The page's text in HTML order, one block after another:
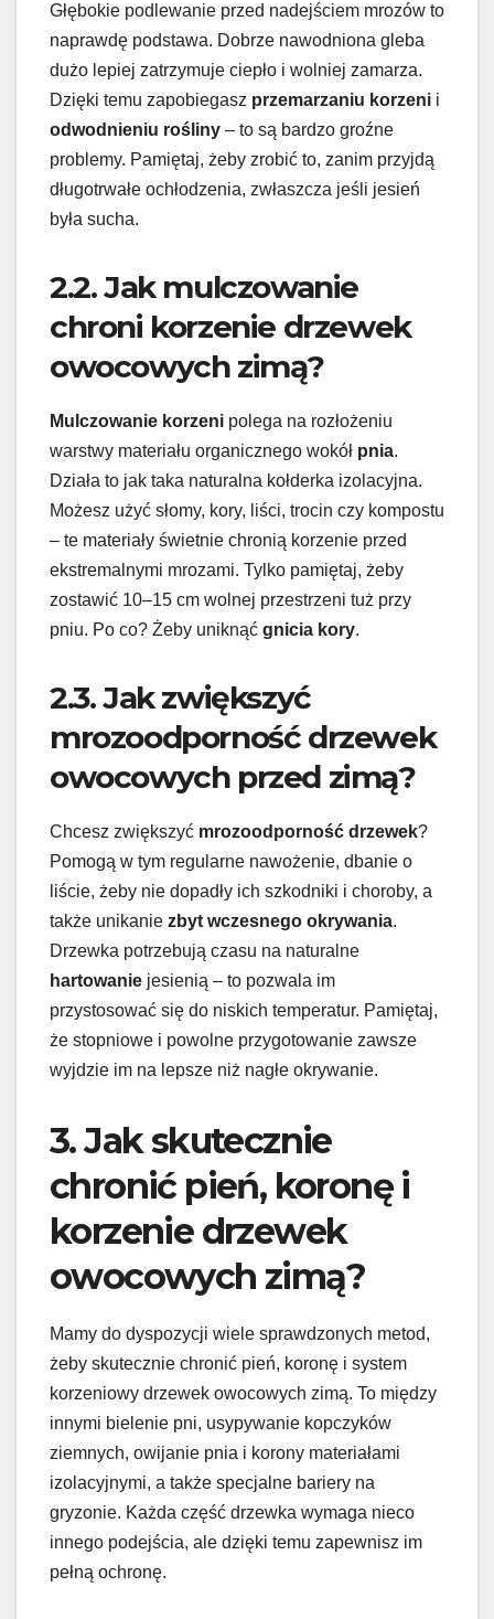
Głębokie podlewanie przed nadejściem mrozów to
naprawdę podstawa. Dobrze nawodniona gleba
dużo lepiej zatrzymuje ciepło i wolniej zamarza.
Dzięki temu zapobiegasz przemarzaniu korzeni i
odwodnieniu rośliny – to są bardzo groźne
problemy. Pamiętaj, żeby zrobić to, zanim przyjdą
długotrwałe ochłodzenia, zwłaszcza jeśli jesień
była sucha.
2.2. Jak mulczowanie
chroni korzenie drzewek
owocowych zimą?
Mulczowanie korzeni polega na rozłożeniu
warstwy materiału organicznego wokół pnia.
Działa to jak taka naturalna kołderka izolacyjna.
Możesz użyć słomy, kory, liści, trocin czy kompostu
– te materiały świetnie chronią korzenie przed
ekstremalnymi mrozami. Tylko pamiętaj, żeby
zostawić 10–15 cm wolnej przestrzeni tuż przy
pniu. Po co? Żeby uniknąć gnicia kory.
2.3. Jak zwiększyć
mrozoodporność drzewek
owocowych przed zimą?
Chcesz zwiększyć mrozoodporność drzewek?
Pomogą w tym regularne nawożenie, dbanie o
liście, żeby nie dopadły ich szkodniki i choroby, a
także unikanie zbyt wczesnego okrywania.
Drzewka potrzebują czasu na naturalne
hartowanie jesienią – to pozwala im
przystosować się do niskich temperatur. Pamiętaj,
że stopniowe i powolne przygotowanie zawsze
wyjdzie im na lepsze niż nagłe okrywanie.
3. Jak skutecznie
chronić pień, koronę i
korzenie drzewek
owocowych zimą?
Mamy do dyspozycji wiele sprawdzonych metod,
żeby skutecznie chronić pień, koronę i system
korzeniowy drzewek owocowych zimą. To między
innymi bielenie pni, usypywanie kopczyków
ziemnych, owijanie pnia i korony materiałami
izolacyjnymi, a także specjalne bariery na
gryzonie. Każda część drzewka wymaga nieco
innego podejścia, ale dzięki temu zapewnisz im
pełną ochronę.